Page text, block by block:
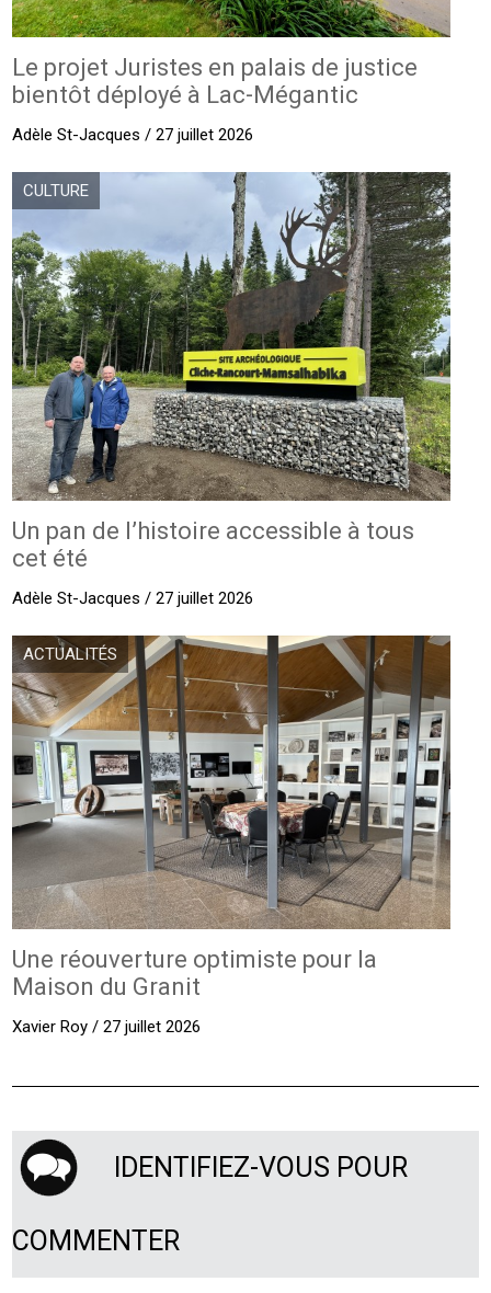
Le projet Juristes en palais de justice
bientôt déployé à Lac-Mégantic
Adèle St-Jacques / 27 juillet 2026
CULTURE
Un pan de l’histoire accessible à tous
cet été
Adèle St-Jacques / 27 juillet 2026
ACTUALITÉS
Une réouverture optimiste pour la
Maison du Granit
Xavier Roy / 27 juillet 2026
IDENTIFIEZ-VOUS POUR
COMMENTER